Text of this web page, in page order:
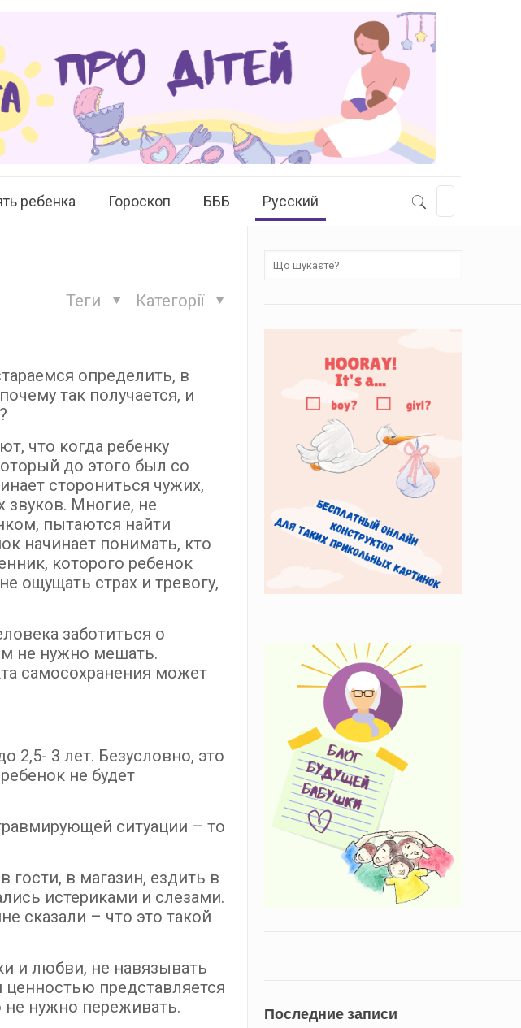
ребенка Гороскоп БББ Русский
Категорії
Теги
определить, в
так получается, и
что когда ребенку
до этого был со
сторониться чужих,
звуков. Многие, не
пытаются найти
начинает понимать, кто
которого ребенок
ощущать страх и тревогу,
заботиться o
не нужно мешать.
самосохранения может
2,5- 3 лет. Безусловно, это
не будет
ситуации – то
в магазин, ездить в
истериками и слезами.
сказали – что это такой
и любви, не навязывать
представляется
не нужно переживать.
Последние записи